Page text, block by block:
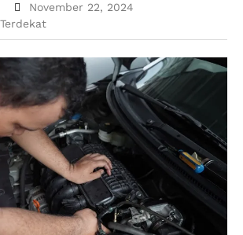
November 22, 2024